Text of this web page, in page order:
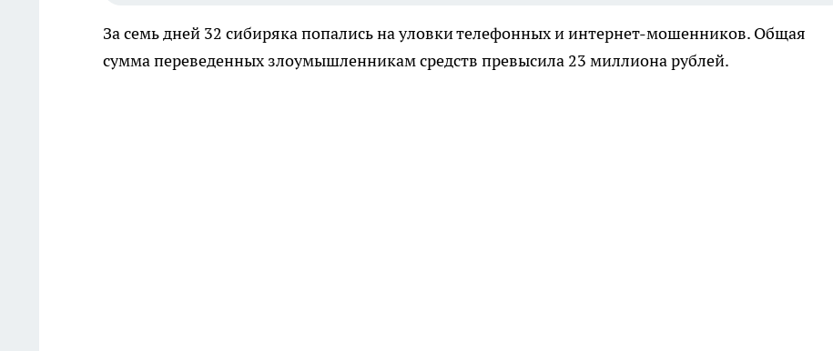
За семь дней 32 сибиряка попались на уловки телефонных и интернет-мошенников. Общая
сумма переведенных злоумышленникам средств превысила 23 миллиона рублей.